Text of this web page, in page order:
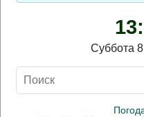
Суббота 8